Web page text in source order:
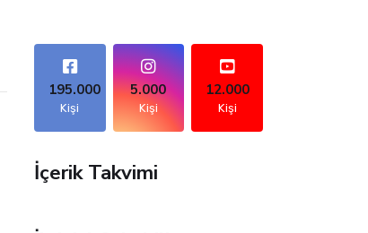
195.000
Kişi
5.000
Kişi
12.000
Kişi
İçerik Takvimi